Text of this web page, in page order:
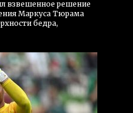
взвешенное решение
Маркуса Тюрама
бедра,